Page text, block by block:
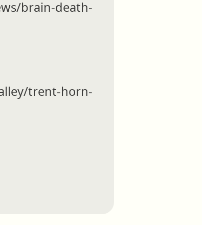
brain-death-
trent-horn-